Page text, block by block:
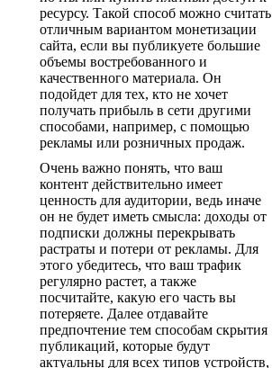
ресурсу. Такой способ можно считать
отличным вариантом монетизации
сайта, если вы публикуете большие
объемы востребованного и
качественного материала. Он
подойдет для тех, кто не хочет
получать прибыль в сети другими
способами, например, с помощью
рекламы или розничных продаж.
Очень важно понять, что ваш
контент действительно имеет
ценность для аудитории, ведь иначе
он не будет иметь смысла: доходы от
подписки должны перекрывать
растраты и потери от рекламы. Для
этого убедитесь, что ваш трафик
регулярно растет, а также
посчитайте, какую его часть вы
потеряете. Далее отдавайте
предпочтение тем способам скрытия
публикаций, которые будут
актуальны для всех типов устройств,